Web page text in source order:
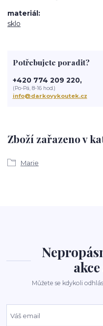
materiál
sklo
Zboží zařazeno v
Marie
Potřebujete poradit?
+420 774 209 220,
(Po-Pá, 8-16 hod.)
info@darkovykoutek.cz
Můžete se kdykoli